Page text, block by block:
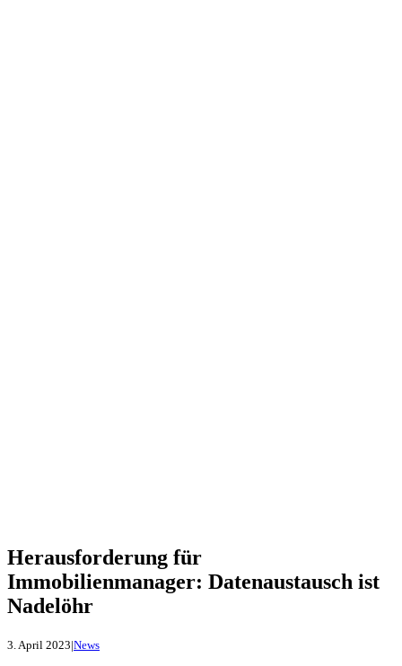
Herausforderung für
Immobilienmanager: Datenaustausch ist
Nadelöhr
3. April 2023|News